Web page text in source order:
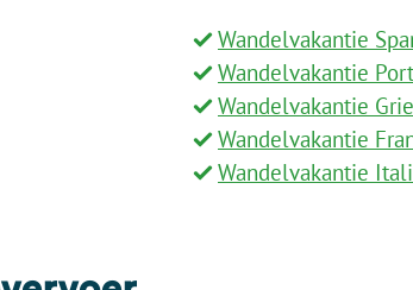
Wandelvakantie
Wandelvakantie
Wandelvakantie
Wandelvakantie
Wandelvakantie